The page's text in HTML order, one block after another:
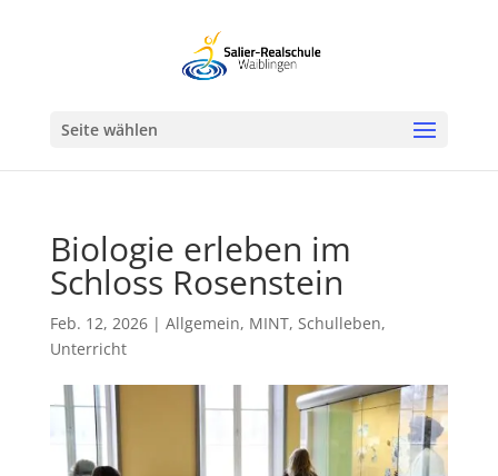
Seite wählen
Biologie erleben im
Schloss Rosenstein
Feb. 12, 2026| Allgemein, MINT, Schulleben,
Unterricht